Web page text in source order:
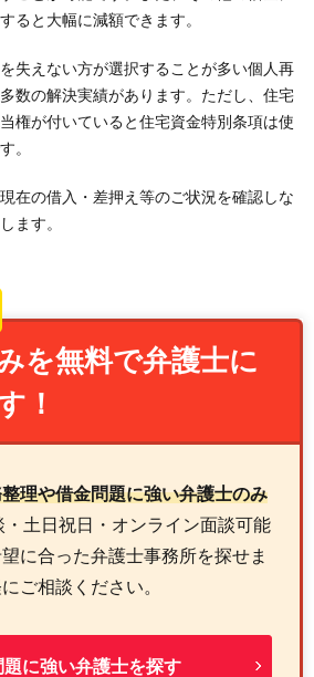
ると大幅に減額できます。
失えない方が選択することが多い個人再
数の解決実績があります。ただし、住宅
権が付いていると住宅資金特別条項は使
。
在の借入・差押え等のご状況を確認しな
ます。
を無料で弁護士に
！
理や借金問題に強い弁護士のみ
・土日祝日・オンライン面談可能
に合った弁護士事務所を探せま
ご相談ください。
題に強い弁護士を探す